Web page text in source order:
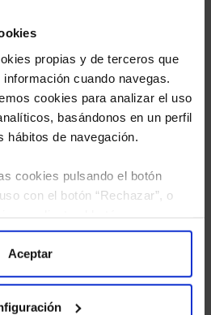
propias y de terceros que
cuando navegas.
cookies para analizar el uso
basándonos en un perfil
hábitos de navegación.
cookies pulsando el botón
con el botón “Rechazar”, o
nuestraPolítica
Aceptar
personales.